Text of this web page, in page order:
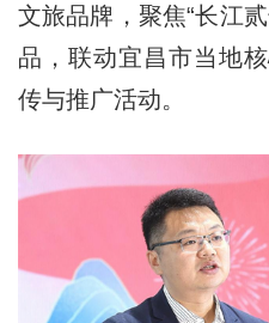
文旅品牌，聚焦“长江
品，联动宜昌市当地
传与推广活动。